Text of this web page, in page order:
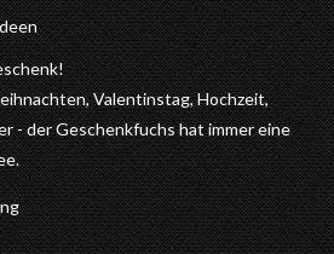
Valentinstag, Hochzeit,
- der Geschenkfuchs hat immer eine